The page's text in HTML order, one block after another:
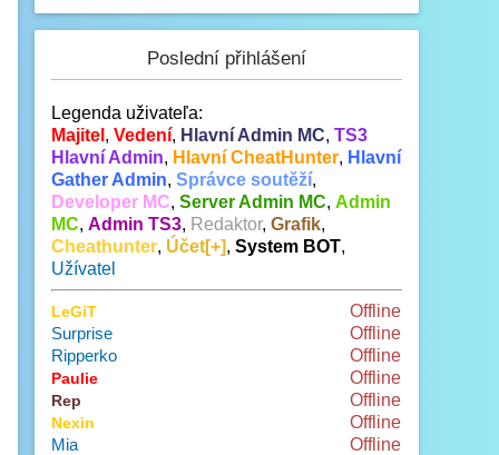
Poslední přihlášení
Legenda uživateľa:
Majitel , Vedení, Hlavní Admin MC, TS3
Hlavní Admin, Hlavní CheatHunter, Hlavní
Gather Admin, Správce soutěží,
Developer MC, Server Admin MC, Admin
MC, Admin TS3, Redaktor, Grafik,
Cheathunter, Účet[+], System BOT,
Užívatel
LeGiT
Offline
Surprise
Offline
Ripperko
Offline
Paulie Offline
Rep Offline
Nexin
Offline
Mia
Offline